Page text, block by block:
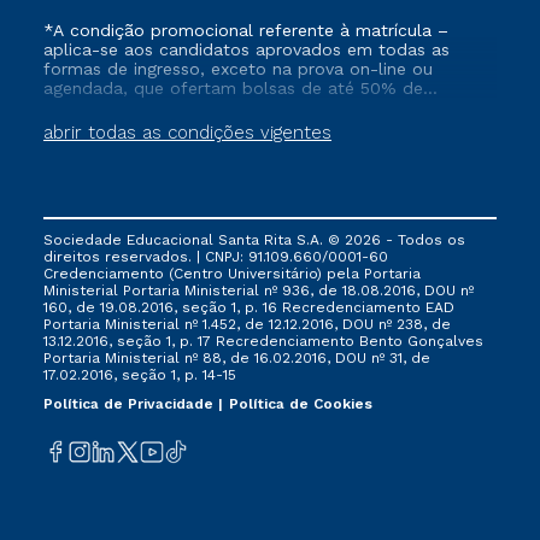
abrir todas as condições vigentes
*A condição promocional referente à matrícula –
aplica-se aos candidatos aprovados em todas as
formas de ingresso, exceto na prova on-line ou
agendada, que ofertam bolsas de até 50% de
que ainda não tenham efetivado e/ou não tenham
cancelado ou trancado sua matrícula em uma das
FIES, Prouni e outros programas governamentais, e
não se acumula com nenhuma outra campanha
ofertada pela Instituição.
Sociedade Educacional Santa Rita S.A. © 2026 - Todos os
direitos reservados. | CNPJ: 91.109.660/0001-60
Credenciamento (Centro Universitário) pela Portaria
Ministerial Portaria Ministerial nº 936, de 18.08.2016, DOU nº
160, de 19.08.2016, seção 1, p. 16 Recredenciamento EAD
Portaria Ministerial nº 1.452, de 12.12.2016, DOU nº 238, de
13.12.2016, seção 1, p. 17 Recredenciamento Bento Gonçalves
Portaria Ministerial nº 88, de 16.02.2016, DOU nº 31, de
17.02.2016, seção 1, p. 14-15
Política de Privacidade
Política de Cookies